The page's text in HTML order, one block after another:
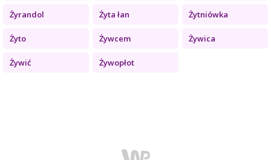
Żyrandol Żyta łan Żytniówka
Żyto Żywcem Żywica
Żywić Żywopłot